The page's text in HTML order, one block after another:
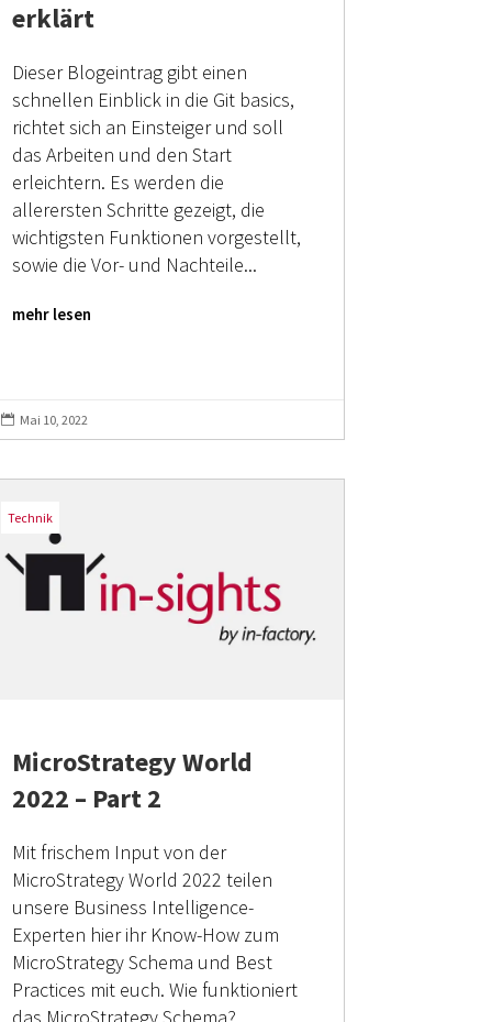
erklärt
Dieser Blogeintrag gibt einen
schnellen Einblick in die Git basics,
richtet sich an Einsteiger und soll
das Arbeiten und den Start
erleichtern. Es werden die
allerersten Schritte gezeigt, die
wichtigsten Funktionen vorgestellt,
sowie die Vor- und Nachteile...
mehr lesen
 Mai 10, 2022
Technik
MicroStrategy World
2022 – Part 2
Mit frischem Input von der
MicroStrategy World 2022 teilen
unsere Business Intelligence-
Experten hier ihr Know-How zum
MicroStrategy Schema und Best
Practices mit euch. Wie funktioniert